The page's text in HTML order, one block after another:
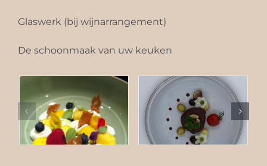
Glaswerk (bij wijnarrangement)
De schoonmaak van uw keuken